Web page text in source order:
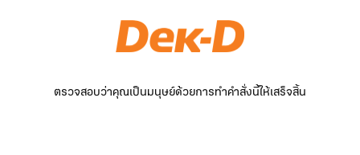
ตรวจสอบว่าคุณเป็นมนุษย์ด้วยการทำคำสั่งนี้ให้เสร็จสิ้น